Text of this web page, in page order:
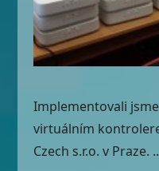
Implementovali
virtuálním
Czech s.r.o. v Praze.